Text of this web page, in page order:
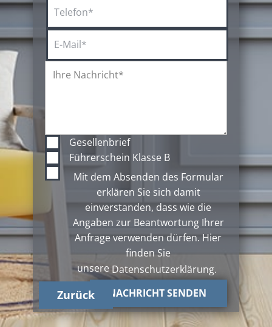
Gesellenbrief
Führerschein Klasse B
Mit dem Absenden des Formular
erklären Sie sich damit
einverstanden, dass wie die
Angaben zur Beantwortung Ihrer
Anfrage verwenden dürfen. Hier
finden Sie
unsere Datenschutzerklärung.
NACHRICHT SENDEN
Zurück